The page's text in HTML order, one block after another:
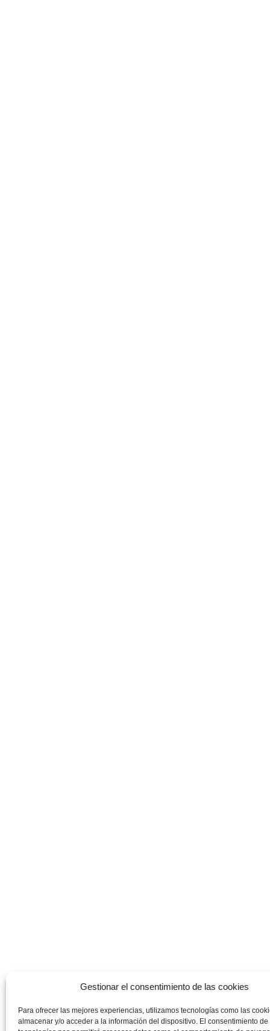
Gestionar el consentimiento de las cookies
Para ofrecer las mejores experiencias, utilizamos tecnologías como las
almacenar y/o acceder a la información del dispositivo. El consentimiento de